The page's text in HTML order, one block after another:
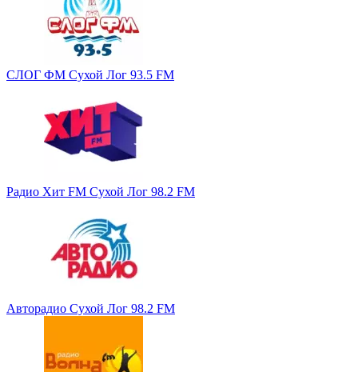
СЛОГ ФМ Сухой Лог 93.5 FM
Радио Хит FM Сухой Лог 98.2 FM
Авторадио Сухой Лог 98.2 FM